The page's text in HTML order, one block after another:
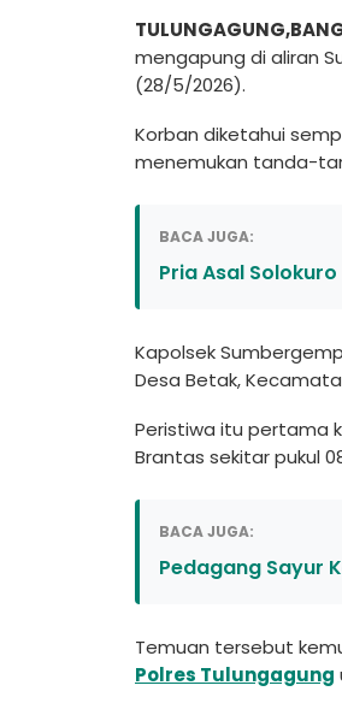
mengapung di aliran
(28/5/2026).
Korban diketahui
menemukan tanda-
BACA JUGA:
Pria Asal
Kapolsek
Desa Betak,
Peristiwa itu pertama
Brantas sekitar pukul
BACA JUGA:
Pedagang Sayur
Temuan tersebut
Polres Tulungagung